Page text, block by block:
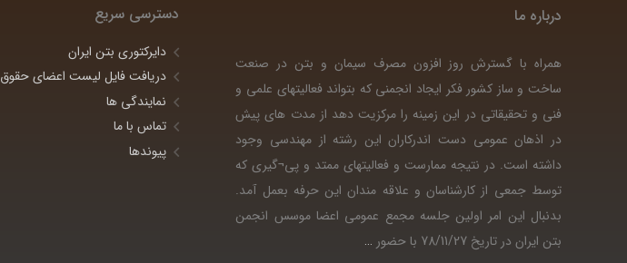
درباره ما
همراه با گسترش روز افزون مصرف سیمان و بتن در صنعت
ساخت و ساز کشور فکر ایجاد انجمنی که بتواند فعالیتهای علمی و
فنی و تحقیقاتی در این زمینه را مرکزیت دهد از مدت های پیش
در اذهان عمومی دست اندرکاران این رشته از مهندسی وجود
داشته است. در نتیجه ممارست و فعالیتهای ممتد و پی¬گیری که
توسط جمعی از کارشناسان و علاقه مندان این حرفه بعمل آمد.
بدنبال این امر اولین جلسه مجمع عمومی اعضا موسس انجمن
بتن ایران در تاریخ 78/11/27 با حضور
…
دسترسی سریع
دایرکتوری بتن ایران
دریافت فایل لیست اعضای حقوق
نمایندگی ها
تماس با ما
پیوندها